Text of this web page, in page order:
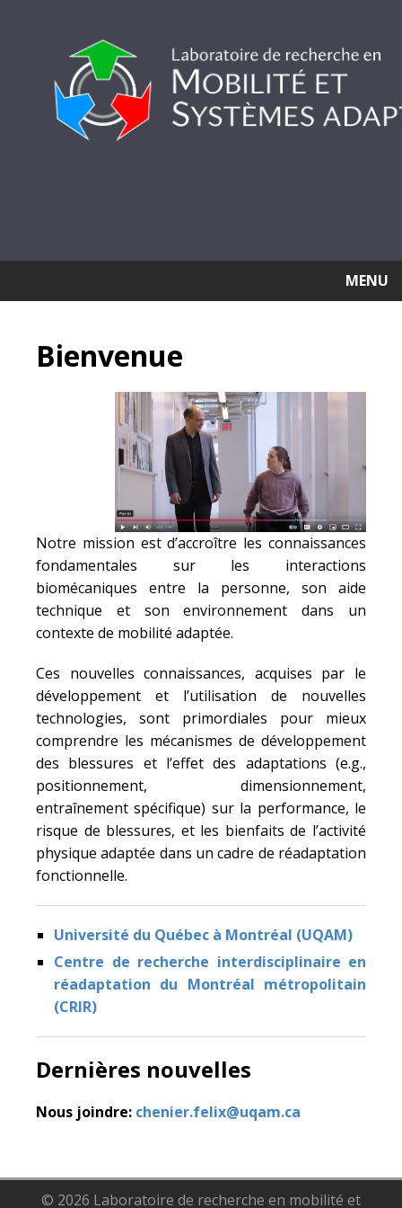
MENU
Bienvenue
Notre mission est d’accroître les connaissances
fondamentales sur les interactions
biomécaniques entre la personne, son aide
technique et son environnement dans un
contexte de mobilité adaptée.
Ces nouvelles connaissances, acquises par le
développement et l’utilisation de nouvelles
technologies, sont primordiales pour mieux
comprendre les mécanismes de développement
des blessures et l’effet des adaptations (e.g.,
positionnement, dimensionnement,
entraînement spécifique) sur la performance, le
risque de blessures, et les bienfaits de l’activité
physique adaptée dans un cadre de réadaptation
fonctionnelle.
Université du Québec à Montréal (UQAM)
Centre de recherche interdisciplinaire en
réadaptation du Montréal métropolitain
(CRIR)
Dernières nouvelles
Nous joindre: chenier.felix@uqam.ca
© 2026 Laboratoire de recherche en mobilité et